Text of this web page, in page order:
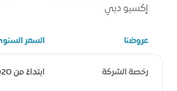
إكسبو دبي
عروضنا السعر
رخصة الشركة ابتداءً من 10,020